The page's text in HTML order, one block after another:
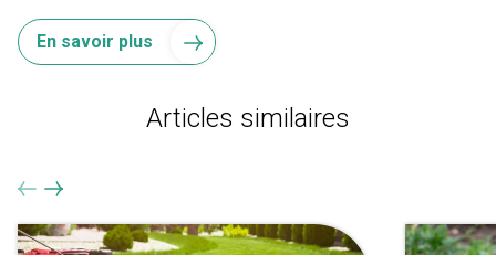
En savoir plus
Articles similaires